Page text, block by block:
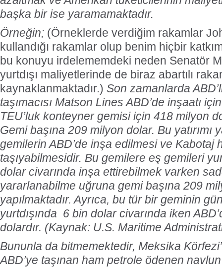
başka bir ise yaramamaktadır.
Örneğin; (Örneklerde verdiğim rakamlar
kullandığı rakamlar olup benim hiçbir
bu konuyu irdelememdeki neden Senatör
yurtdışı maliyetlerinde de biraz abartılı
kaynaklanmaktadır.) Son zamanlarda
taşımacısı Matson Lines ABD’de inşaatı
TEU’luk konteyner gemisi için 418 milyon
Gemi başına 209 milyon dolar. Bu yatırımı
gemilerin ABD’de inşa edilmesi ve Kabotaj
taşıyabilmesidir. Bu gemilere eş gemileri
dolar civarında inşa ettirebilmek varken
yararlanabilme uğruna gemi başına 209
yapılmaktadır. Ayrıca, bu tür bir geminin
yurtdışında 6 bin dolar civarında iken
dolardır. (Kaynak: U.S. Maritime
Bununla da bitmemektedir, Meksika
ABD’ye taşınan ham petrole ödenen